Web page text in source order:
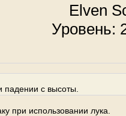
Elven
Уровень:
с высоты.
при использовании лука.